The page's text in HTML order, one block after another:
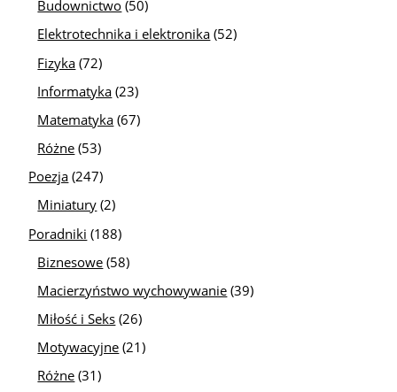
Budownictwo (50)
Elektrotechnika i elektronika (52)
Fizyka (72)
Informatyka (23)
Matematyka (67)
Różne (53)
Poezja (247)
Miniatury (2)
Poradniki (188)
Biznesowe (58)
Macierzyństwo wychowywanie (39)
Miłość i Seks (26)
Motywacyjne (21)
Różne (31)